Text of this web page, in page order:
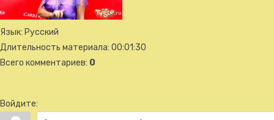
Язык: Русский
Длительность материала: 00:01:30
Всего комментариев: 0
Войдите: